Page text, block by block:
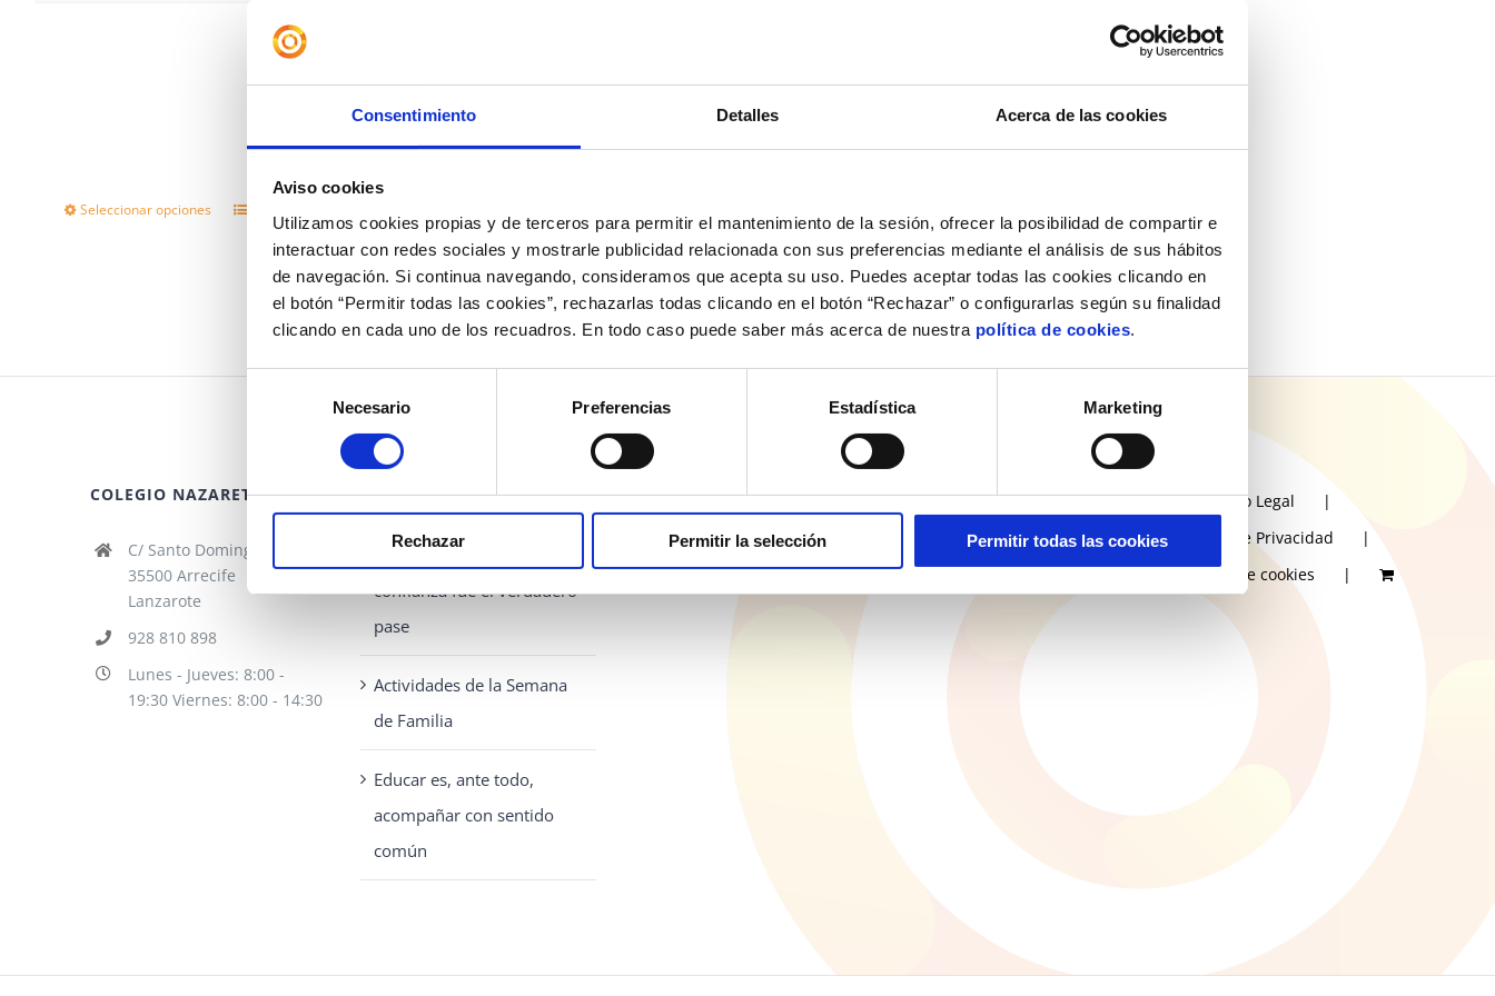
Consentimiento Detalles Acerca de las cookies
Aviso cookies
Utilizamos cookies propias y de terceros para permitir el mantenimiento de la sesión, ofrecer la posibilidad de compartir e
interactuar con redes sociales y mostrarle publicidad relacionada con sus preferencias mediante el análisis de sus hábitos
de navegación. Si continua navegando, consideramos que acepta su uso. Puedes aceptar todas las cookies clicando en
el botón “Permitir todas las cookies”, rechazarlas todas clicando en el botón “Rechazar” o configurarlas según su finalidad
clicando en cada uno de los recuadros. En todo caso puede saber más acerca de nuestra política de cookies.
Selección
consentimiento
Necesario Preferencias Estadística Marketing
Rechazar Permitir la selección Permitir todas las cookies
Camiseta «The Greatest Showman»
Seleccionar opciones
Este
producto
múltiples
pueden
en
de
COLEGIO NAZARET
C/ Santo Domingo 1
35500 Arrecife
Lanzarote
928 810 898
Lunes - Jueves: 8:00 -
19:30 Viernes: 8:00 - 14:30
ENTRADAS RECIENTES
confianza fue el verdadero
pase
Actividades de la Semana
de Familia
Educar es, ante todo,
acompañar con sentido
común
Aviso Legal
Política de Privacidad
Política de cookies